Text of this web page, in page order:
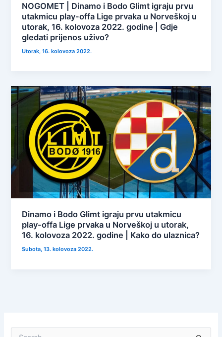
NOGOMET | Dinamo i Bodo Glimt igraju prvu
utakmicu play-offa Lige prvaka u Norveškoj u
utorak, 16. kolovoza 2022. godine | Gdje
gledati prijenos uživo?
Utorak, 16. kolovoza 2022.
Dinamo i Bodo Glimt igraju prvu utakmicu
play-offa Lige prvaka u Norveškoj u utorak,
16. kolovoza 2022. godine | Kako do ulaznica?
Subota, 13. kolovoza 2022.